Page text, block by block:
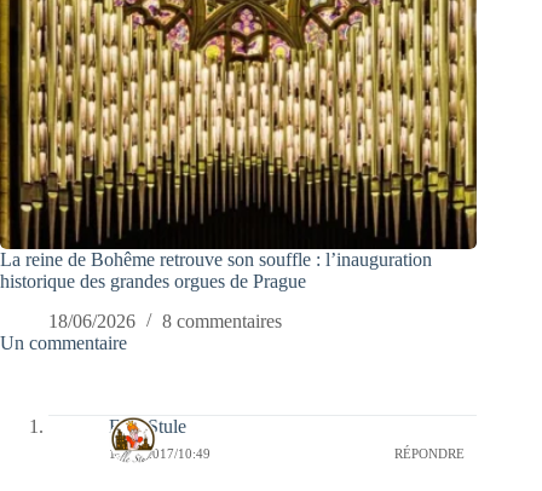
La reine de Bohême retrouve son souffle : l’inauguration
historique des grandes orgues de Prague
18/06/2026
8 commentaires
Un commentaire
Fille Stule
17/12/2017/10:49 RÉPONDRE